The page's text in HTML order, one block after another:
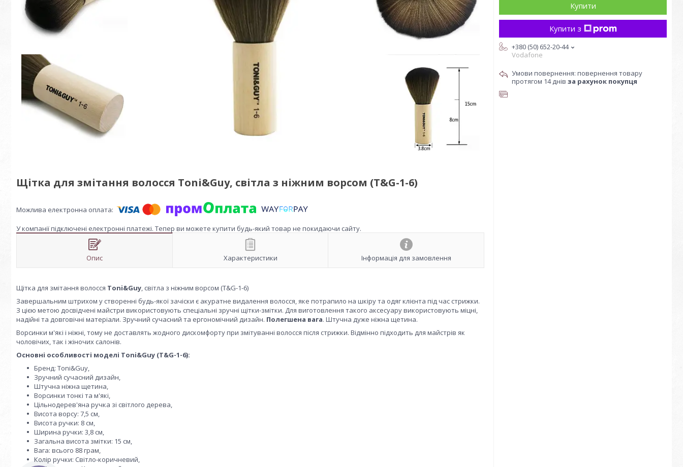
Щітка для змітання волосся Toni&Guy, світла з ніжним ворсом (T&G-1-6)
У компанії підключені електронні платежі. Тепер ви можете купити будь-який товар не покидаючи сайту.
Опис Характеристики Інформація для замовлення
Щітка для змітання волосся Toni&Guy, світла з ніжним ворсом (T&G-1-6)
Завершальним штрихом у створенні будь-якої зачіски є акуратне видалення волосся, яке потрапило на шкіру та одяг клієнта під час стрижки.
З цією метою досвідчені майстри використовують спеціальні зручні щітки-змітки. Для виготовлення такого аксесуару використовують міцні,
надійні та довговічні матеріали. Зручний сучасний та ергономічний дизайн. Полегшена вага. Штучна дуже ніжна щетина.
Ворсинки м'які і ніжні, тому не доставлять жодного дискомфорту при змітуванні волосся після стрижки. Відмінно підходить для майстрів як
чоловічих, так і жіночих салонів.
Основні особливості моделі Toni&Guy (T&G-1-6):
Бренд: Toni&Guy,
Зручний сучасний дизайн,
Штучна ніжна щетина,
Ворсинки тонкі та м'які,
Цільнодерев'яна ручка зі світлого дерева,
Висота ворсу: 7,5 см,
Висота ручки: 8 см,
Ширина ручки: 3,8 см,
Загальна висота змітки: 15 см,
Вага: всього 88 грам,
Колір ручки: Світло-коричневий,
Купити
Купити з
+380 (50) 652-20-44
Vodafone
повернення товару
протягом 14 днів за рахунок покупця